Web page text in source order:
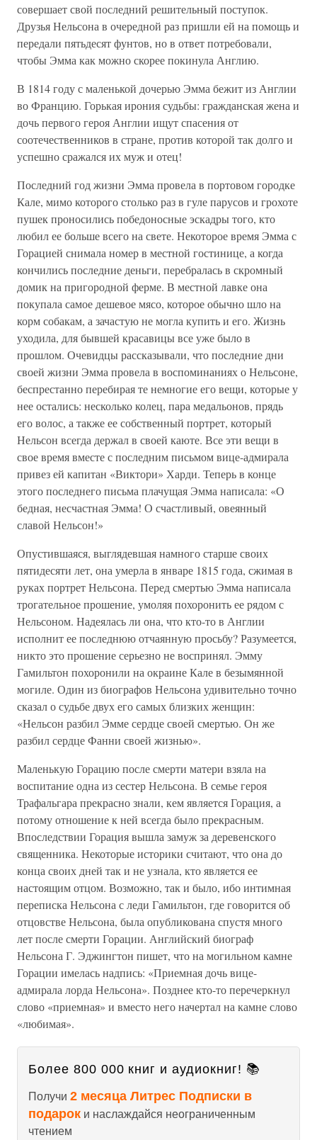
совершает свой последний решительный поступок.
Друзья Нельсона в очередной раз пришли ей на помощь и
передали пятьдесят фунтов, но в ответ потребовали,
чтобы Эмма как можно скорее покинула Англию.
В 1814 году с маленькой дочерью Эмма бежит из Англии
во Францию. Горькая ирония судьбы: гражданская жена и
дочь первого героя Англии ищут спасения от
соотечественников в стране, против которой так долго и
успешно сражался их муж и отец!
Последний год жизни Эмма провела в портовом городке
Кале, мимо которого столько раз в гуле парусов и грохоте
пушек проносились победоносные эскадры того, кто
любил ее больше всего на свете. Некоторое время Эмма с
Горацией снимала номер в местной гостинице, а когда
кончились последние деньги, перебралась в скромный
домик на пригородной ферме. В местной лавке она
покупала самое дешевое мясо, которое обычно шло на
корм собакам, а зачастую не могла купить и его. Жизнь
уходила, для бывшей красавицы все уже было в
прошлом. Очевидцы рассказывали, что последние дни
своей жизни Эмма провела в воспоминаниях о Нельсоне,
беспрестанно перебирая те немногие его вещи, которые у
нее остались: несколько колец, пара медальонов, прядь
его волос, а также ее собственный портрет, который
Нельсон всегда держал в своей каюте. Все эти вещи в
свое время вместе с последним письмом вице-адмирала
привез ей капитан «Виктори» Харди. Теперь в конце
этого последнего письма плачущая Эмма написала: «О
бедная, несчастная Эмма! О счастливый, овеянный
славой Нельсон!»
Опустившаяся, выглядевшая намного старше своих
пятидесяти лет, она умерла в январе 1815 года, сжимая в
руках портрет Нельсона. Перед смертью Эмма написала
трогательное прошение, умоляя похоронить ее рядом с
Нельсоном. Надеялась ли она, что кто-то в Англии
исполнит ее последнюю отчаянную просьбу? Разумеется,
никто это прошение серьезно не воспринял. Эмму
Гамильтон похоронили на окраине Кале в безымянной
могиле. Один из биографов Нельсона удивительно точно
сказал о судьбе двух его самых близких женщин:
«Нельсон разбил Эмме сердце своей смертью. Он же
разбил сердце Фанни своей жизнью».
Маленькую Горацию после смерти матери взяла на
воспитание одна из сестер Нельсона. В семье героя
Трафальгара прекрасно знали, кем является Горация, а
потому отношение к ней всегда было прекрасным.
Впоследствии Горация вышла замуж за деревенского
священника. Некоторые историки считают, что она до
конца своих дней так и не узнала, кто является ее
настоящим отцом. Возможно, так и было, ибо интимная
переписка Нельсона с леди Гамильтон, где говорится об
отцовстве Нельсона, была опубликована спустя много
лет после смерти Горации. Английский биограф
Нельсона Г. Эджингтон пишет, что на могильном камне
Горации имелась надпись: «Приемная дочь вице-
адмирала лорда Нельсона». Позднее кто-то перечеркнул
слово «приемная» и вместо него начертал на камне слово
«любимая».
Более 800 000 книг и аудиокниг! 📚
Получи 2 месяца Литрес Подписки в
подарок и наслаждайся неограниченным
чтением